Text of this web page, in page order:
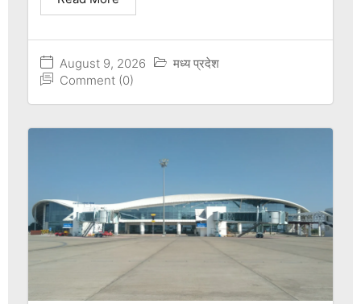
August 9, 2026
मध्य प्रदेश
Comment (0)